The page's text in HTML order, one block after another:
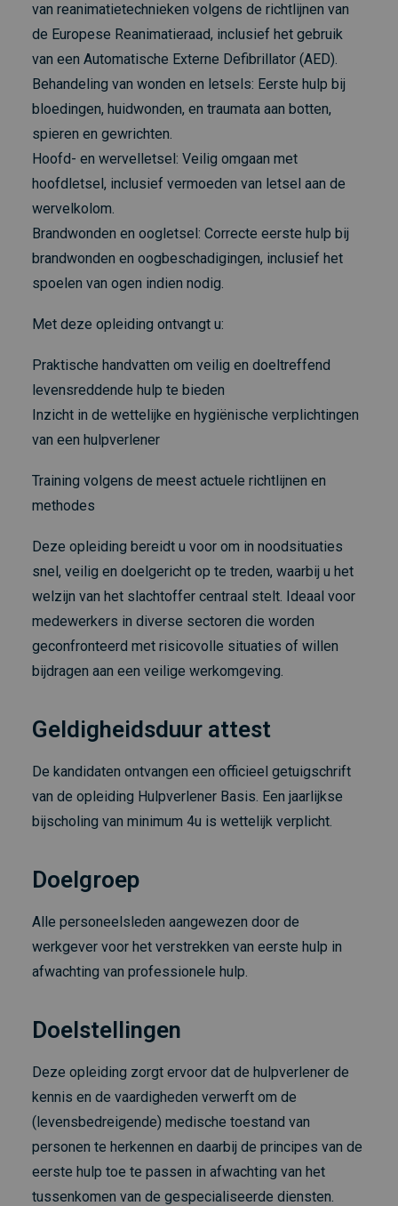
van reanimatietechnieken volgens de richtlijnen van
de Europese Reanimatieraad, inclusief het gebruik
van een Automatische Externe Defibrillator (AED).
Behandeling van wonden en letsels: Eerste hulp bij
bloedingen, huidwonden, en traumata aan botten,
spieren en gewrichten.
Hoofd- en wervelletsel: Veilig omgaan met
hoofdletsel, inclusief vermoeden van letsel aan de
wervelkolom.
Brandwonden en oogletsel: Correcte eerste hulp bij
brandwonden en oogbeschadigingen, inclusief het
spoelen van ogen indien nodig.
Met deze opleiding ontvangt u:
Praktische handvatten om veilig en doeltreffend
levensreddende hulp te bieden
Inzicht in de wettelijke en hygiënische verplichtingen
van een hulpverlener
Training volgens de meest actuele richtlijnen en
methodes
Deze opleiding bereidt u voor om in noodsituaties
snel, veilig en doelgericht op te treden, waarbij u het
welzijn van het slachtoffer centraal stelt. Ideaal voor
medewerkers in diverse sectoren die worden
geconfronteerd met risicovolle situaties of willen
bijdragen aan een veilige werkomgeving.
Geldigheidsduur attest
De kandidaten ontvangen een officieel getuigschrift
van de opleiding Hulpverlener Basis. Een jaarlijkse
bijscholing van minimum 4u is wettelijk verplicht.
Doelgroep
Alle personeelsleden aangewezen door de
werkgever voor het verstrekken van eerste hulp in
afwachting van professionele hulp.
Doelstellingen
Deze opleiding zorgt ervoor dat de hulpverlener de
kennis en de vaardigheden verwerft om de
(levensbedreigende) medische toestand van
personen te herkennen en daarbij de principes van de
eerste hulp toe te passen in afwachting van het
tussenkomen van de gespecialiseerde diensten.